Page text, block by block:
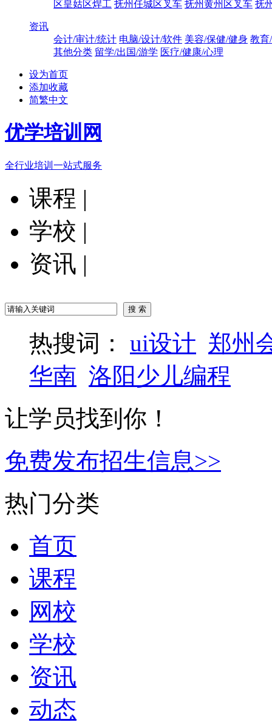
区皇姑区焊工 抚州任城区叉车 抚州黄州区叉车 抚
资讯
会计/审计/统计 电脑/设计/软件 美容/保健/健身 教育
其他分类 留学/出国/游学 医疗/健康/心理
设为首页
添加收藏
简繁中文
优学培训网
全行业培训一站式服务
课程 |
学校 |
资讯 |
热搜词： ui设计 郑州
华南 洛阳少儿编程
让学员找到你！
免费发布招生信息>>
热门分类
首页
课程
网校
学校
资讯
动态